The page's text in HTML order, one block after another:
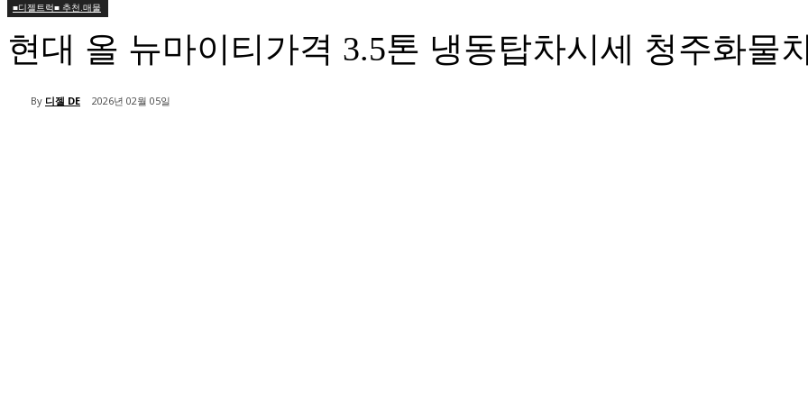
■디젤트럭■ 추천.매물
현대 올 뉴마이티가격 3.5톤 냉동탑차시세 청주화물
By 디젤 DE 2026년 02월 05일